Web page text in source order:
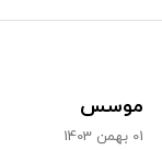
موسس
01 بهمن 1403